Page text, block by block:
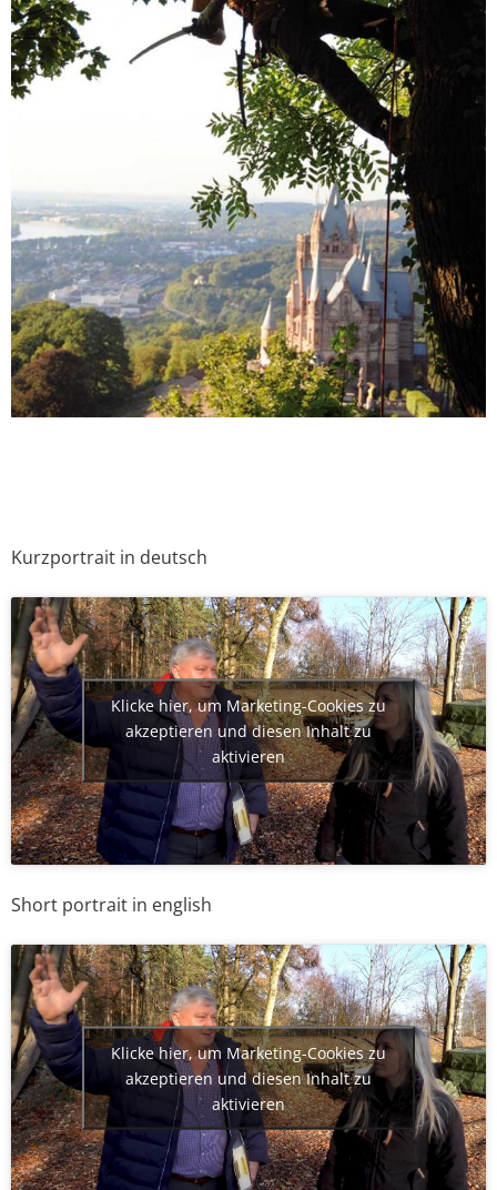
Kurzportrait in deutsch
Klicke hier, um Marketing-Cookies zu
akzeptieren und diesen Inhalt zu
aktivieren
Short portrait in english
Klicke hier, um Marketing-Cookies zu
akzeptieren und diesen Inhalt zu
aktivieren